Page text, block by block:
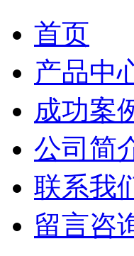
首页
产品中
成功案
公司简
联系我
留言咨